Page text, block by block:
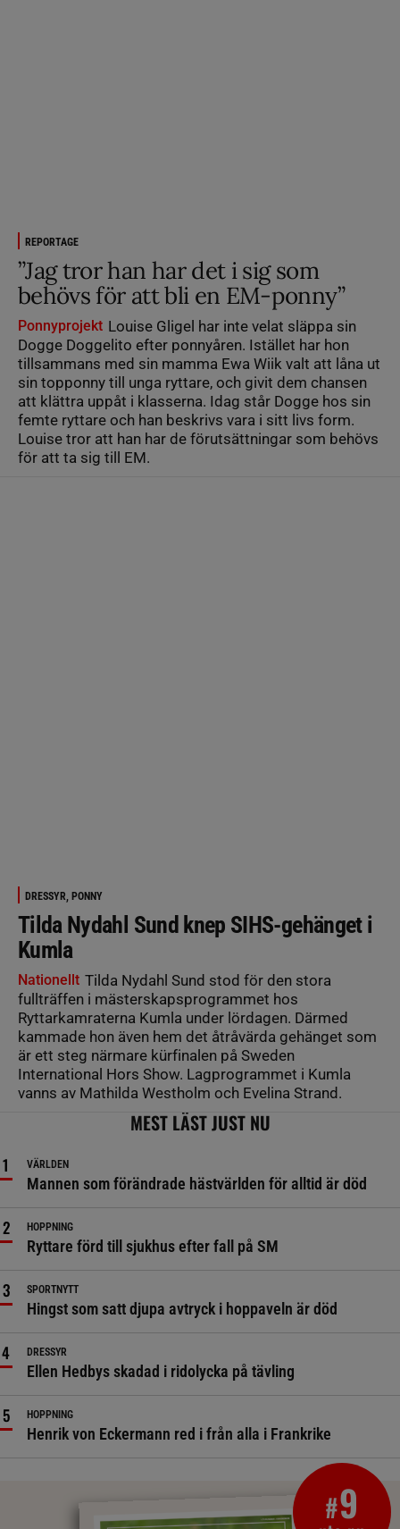
REPORTAGE
”Jag tror han har det i sig som
behövs för att bli en EM-ponny”
Ponnyprojekt Louise Gligel har inte velat släppa sin
Dogge Doggelito efter ponnyåren. Istället har hon
tillsammans med sin mamma Ewa Wiik valt att låna ut
sin topponny till unga ryttare, och givit dem chansen
att klättra uppåt i klasserna. Idag står Dogge hos sin
femte ryttare och han beskrivs vara i sitt livs form.
Louise tror att han har de förutsättningar som behövs
för att ta sig till EM.
DRESSYR, PONNY
Tilda Nydahl Sund knep SIHS-gehänget i
Kumla
Nationellt Tilda Nydahl Sund stod för den stora
fullträffen i mästerskapsprogrammet hos
Ryttarkamraterna Kumla under lördagen. Därmed
kammade hon även hem det åtråvärda gehänget som
är ett steg närmare kürfinalen på Sweden
International Hors Show. Lagprogrammet i Kumla
vanns av Mathilda Westholm och Evelina Strand.
MEST LÄST JUST NU
VÄRLDEN
Mannen som förändrade hästvärlden för alltid är död
HOPPNING
Ryttare förd till sjukhus efter fall på SM
SPORTNYTT
Hingst som satt djupa avtryck i hoppaveln är död
DRESSYR
Ellen Hedbys skadad i ridolycka på tävling
HOPPNING
Henrik von Eckermann red i från alla i Frankrike
#9